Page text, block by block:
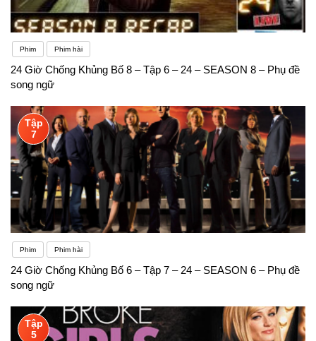
Phim Phim hài
24 Giờ Chống Khủng Bố 8 – Tập 6 – 24 – SEASON 8 – Phụ đề
song ngữ
Tập
7
Phim Phim hài
24 Giờ Chống Khủng Bố 6 – Tập 7 – 24 – SEASON 6 – Phụ đề
song ngữ
Tập
5